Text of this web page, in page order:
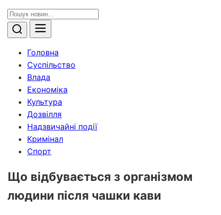
Головна
Суспільство
Влада
Економіка
Культура
Дозвілля
Надзвичайні події
Кримінал
Спорт
Що відбувається з організмом
людини після чашки кави